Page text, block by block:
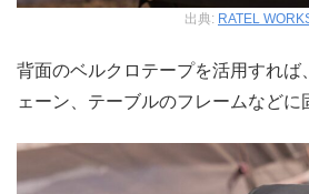
出典: RATEL
背面のベルクロテープを活用すれば
ェーン、テーブルのフレームなどに